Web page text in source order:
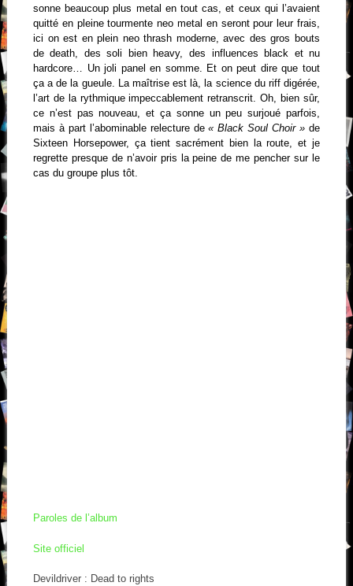
sonne beaucoup plus metal en tout cas, et ceux qui l’avaient
quitté en pleine tourmente neo metal en seront pour leur frais,
ici on est en plein neo thrash moderne, avec des gros bouts
de death, des soli bien heavy, des influences black et nu
hardcore… Un joli panel en somme. Et on peut dire que tout
ça a de la gueule. La maîtrise est là, la science du riff digérée,
l’art de la rythmique impeccablement retranscrit. Oh, bien sûr,
ce n’est pas nouveau, et ça sonne un peu surjoué parfois,
mais à part l’abominable relecture de« Black Soul Choir » de
Sixteen Horsepower, ça tient sacrément bien la route, et je
regrette presque de n’avoir pris la peine de me pencher sur le
cas du groupe plus tôt.
Paroles de l’album
Site officiel
Devildriver : Dead to rights